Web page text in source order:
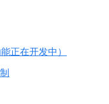
正在开发中）